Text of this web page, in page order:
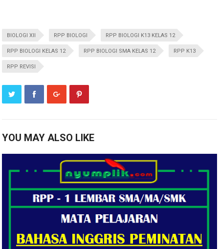
BIOLOGI XII RPP BIOLOGI RPP BIOLOGI K13 KELAS 12
RPP BIOLOGI KELAS 12 RPP BIOLOGI SMA KELAS 12 RPP K13
RPP REVISI
YOU MAY ALSO LIKE